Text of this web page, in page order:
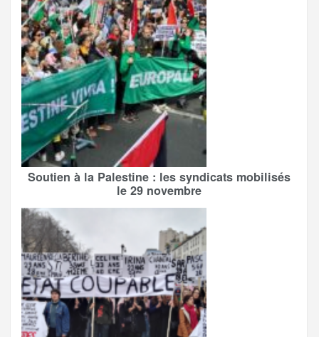
Soutien à la Palestine : les syndicats mobilisés
le 29 novembre